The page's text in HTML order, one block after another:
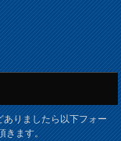
ありましたら以下フォー
きます。